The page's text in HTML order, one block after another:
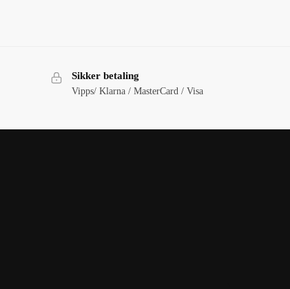
Sikker betaling
Vipps/ Klarna / MasterCard / Visa